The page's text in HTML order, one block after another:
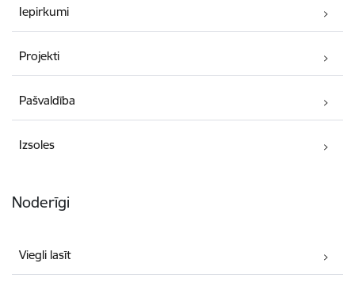
Iepirkumi
Projekti
Pašvaldība
Izsoles
Noderīgi
Viegli lasīt